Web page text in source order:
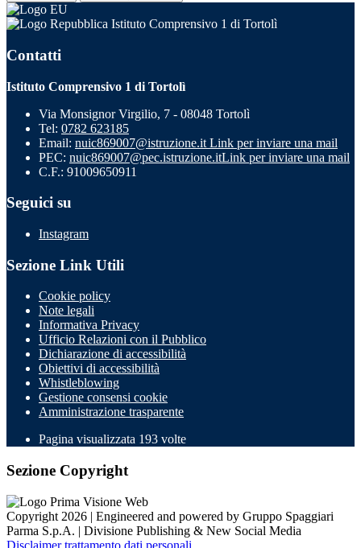
Istituto Comprensivo 1 di Tortolì
Contatti
Istituto Comprensivo 1 di Tortolì
Via Monsignor Virgilio, 7 - 08048 Tortolì
Tel: 0782 623185
Email: nuic869007@istruzione.it Link per inviare una mail
PEC: nuic869007@pec.istruzione.itLink per inviare una mail
C.F.: 91009650911
Seguici su
Instagram
Sezione Link Utili
Cookie policy
Note legali
Informativa Privacy
Ufficio Relazioni con il Pubblico
Dichiarazione di accessibilità
Obiettivi di accessibilità
Whistleblowing
Gestione consensi cookie
Amministrazione trasparente
Pagina visualizzata 193 volte
Sezione Copyright
Copyright 2026 | Engineered and powered by Gruppo Spaggiari
Parma S.p.A. | Divisione Publishing & New Social Media
Disclaimer trattamento dati personali